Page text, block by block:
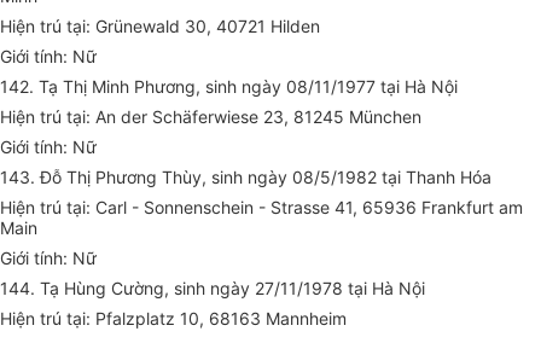
Hiện trú tại: Grünewald 30, 40721 Hilden
Giới tính: Nữ
142. Tạ Thị Minh Phương, sinh ngày 08/11/1977 tại Hà Nội
Hiện trú tại: An der Schäferwiese 23, 81245 München
Giới tính: Nữ
143. Đỗ Thị Phương Thùy, sinh ngày 08/5/1982 tại Thanh Hóa
Hiện trú tại: Carl - Sonnenschein - Strasse 41, 65936 Frankfurt am
Main
Giới tính: Nữ
144. Tạ Hùng Cường, sinh ngày 27/11/1978 tại Hà Nội
Hiện trú tại: Pfalzplatz 10, 68163 Mannheim